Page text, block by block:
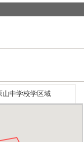
山中学校学区域